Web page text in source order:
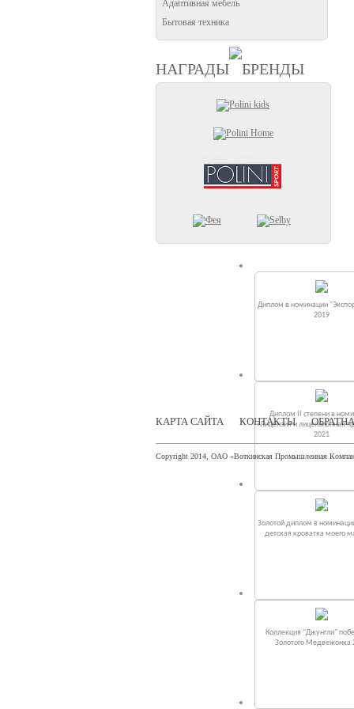
Адаптивная мебель
Бытовая техника
НАГРАДЫ БРЕНДЫ
Диплом в номинации
2019
Диплом II степени в
«Лицензия и лицензионная
2021
Золотой диплом в
детская кроватка моего
Коллекция "Джунгли"
Золотого Медвежонка
КАРТА САЙТА КОНТАКТЫ
Copyright 2014, ОАО «Воткинская Промышленная